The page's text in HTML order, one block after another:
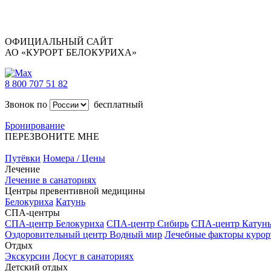
ОФИЦИАЛЬНЫЙ САЙТ
АО «КУРОРТ БЕЛОКУРИХА»
8 800 707 51 82
Звонок по
бесплатный
Бронирование
ПЕРЕЗВОНИТЕ МНЕ
Путёвки Номера / Цены
Лечение
Лечение в санаториях
Центры превентивной медицины
Белокуриха Катунь
СПА-центры
СПА-центр Белокуриха СПА-центр Сибирь СПА-центр Катунь
Оздоровительный центр Водный мир Лечебные факторы
Отдых
Экскурсии Досуг в санаториях
Детский отдых